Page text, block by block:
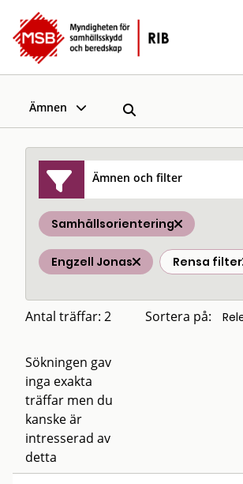
Ämnen
Ämnen och filter
Samhällsorientering
Engzell Jonas Rensa filter
Antal träffar: 2 Sortera på:
Sökningen gav
inga exakta
träffar men du
kanske är
intresserad av
detta